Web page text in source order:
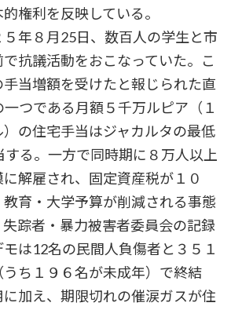
権利を反映している。
年８月25日、数百人の学生と市
抗議活動をおこなっていた。こ
当増額を受けたと報じられた直
一つである月額５千万ルピア（１
の住宅手当はジャカルタの最低
る。一方で同時期に８万人以上
解雇され、固定資産税が１０
教育・大学予算が削減される事態
踪者・暴力被害者委員会の記録
は12名の民間人負傷者と３５１
ち１９６名が未成年）で終結
に加え、期限切れの催涙ガスが住